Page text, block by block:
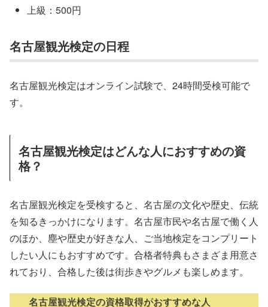
上級：500円
名古屋観光検定の日程
名古屋観光検定はオンライン試験で、24時間受検可能で
す。
名古屋観光検定はどんな人におすすめの資
格？
名古屋観光検定を受検すると、名古屋の文化や歴史、伝統
を知るきっかけになります。名古屋市民や名古屋で働く人
のほか、塵や歴史が好きな人、ご当地検定をコンプリート
したい人にもおすすめです。合格者特典もさまざま用意さ
れており、合格した後は街歩きやグルメも楽しめます。
名古屋観光検定の資格取得がおすすめな人